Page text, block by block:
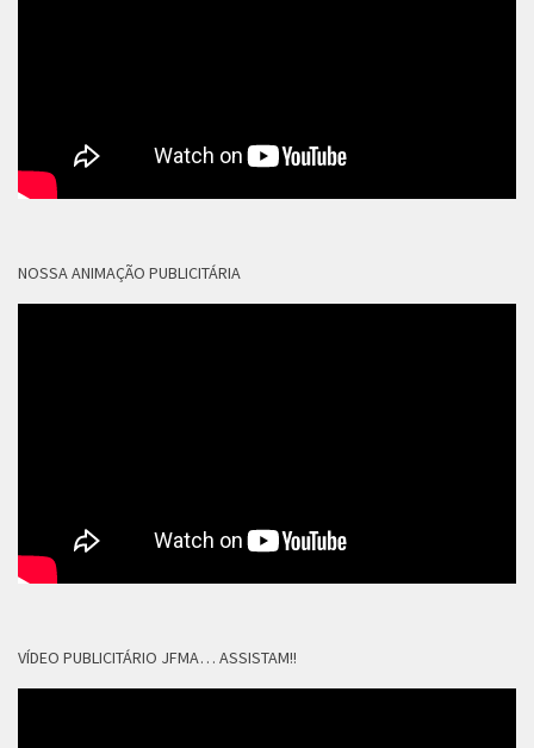
NOSSA ANIMAÇÃO PUBLICITÁRIA
VÍDEO PUBLICITÁRIO JFMA… ASSISTAM!!